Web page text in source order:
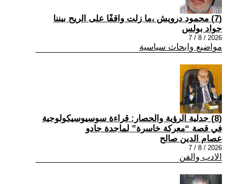
(7) محمود درويش ،ما زلت واقفًا على الريح بيننا
جواد بولس
2026 / 8 / 7
مواضيع وابحاث سياسية
(8) جدلية الرؤية والحصار: قراءة سوسيوسيكولوجية
في قصة “معركة خاسرة” لماجدة جادو
عصام الدين صالح
2026 / 8 / 7
الادب والفن